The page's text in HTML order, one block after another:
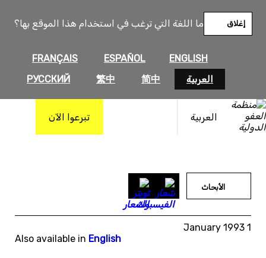
ما اللغة التي ترغب في استخدام هذا الموقع بها؟
ENGLISH
ESPAÑOL
FRANÇAIS
العربية
简中
繁中
РУССКИЙ
إغلاق
العربية تبرعوا الآن
المحتوى
الأبحاث
1 January 1993
Also available in English